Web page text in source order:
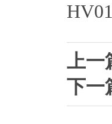
上一
下一